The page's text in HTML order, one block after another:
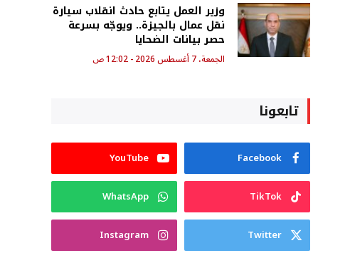
وزير العمل يتابع حادث انقلاب سيارة
نقل عمال بالجيزة.. ويوجّه بسرعة
حصر بيانات الضحايا
الجمعة، 7 أغسطس 2026 - 12:02 ص
تابعونا
Facebook
YouTube
TikTok
WhatsApp
Twitter
Instagram